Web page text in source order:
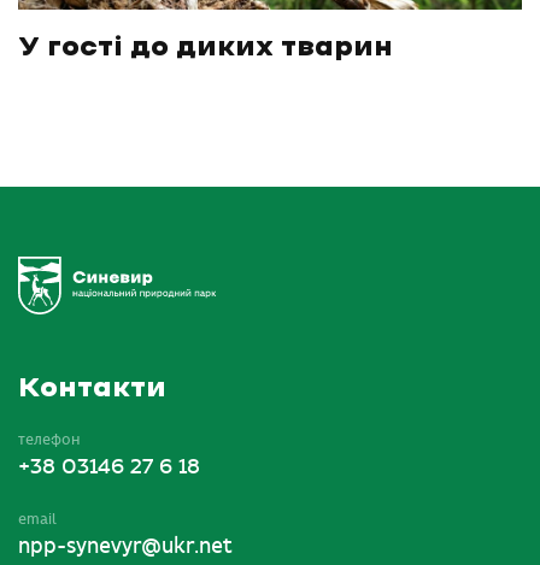
У гості до диких тварин
Контакти
телефон
+38 03146 27 6 18
email
npp-synevyr@ukr.net